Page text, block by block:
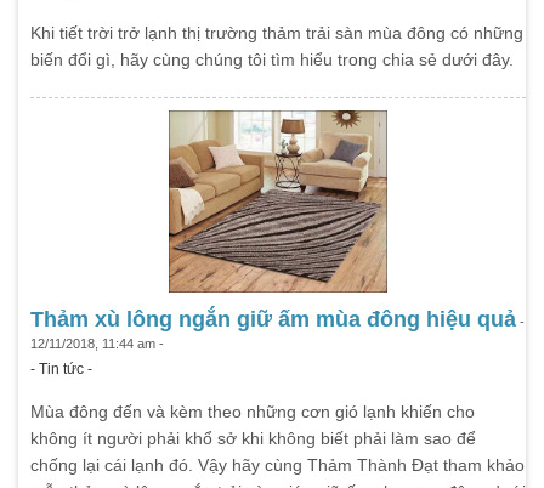
Khi tiết trời trở lạnh thị trường thảm trải sàn mùa đông có những
biến đổi gì, hãy cùng chúng tôi tìm hiểu trong chia sẻ dưới đây.
Thảm xù lông ngắn giữ ấm mùa đông hiệu quả -
12/11/2018, 11:44 am -
- Tin tức -
Mùa đông đến và kèm theo những cơn gió lạnh khiến cho
không ít người phải khổ sở khi không biết phải làm sao để
chống lại cái lạnh đó. Vậy hãy cùng Thảm Thành Đạt tham khảo